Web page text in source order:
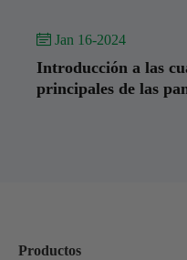
 Jan 16-2024
Introducción a las
principales de las
Productos